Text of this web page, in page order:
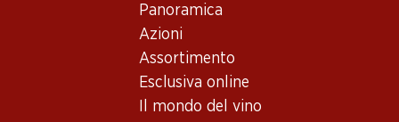
Panoramica
Azioni
Assortimento
Esclusiva online
Il mondo del vino
Carpineto Chianti Classico DOCG
Toscana, 2023